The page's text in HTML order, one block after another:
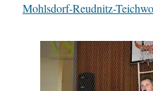
In Bezug auf
Mohlsdorf-Reudnitz-